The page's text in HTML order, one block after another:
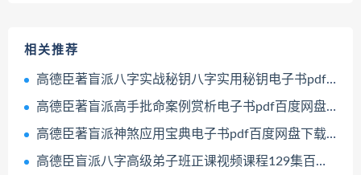
相关推荐
高德臣著盲派八字实战秘钥八字实用秘钥电子书pdf百度网盘下载学习
高德臣著盲派高手批命案例赏析电子书pdf百度网盘下载学习
高德臣著盲派神煞应用宝典电子书pdf百度网盘下载学习
高德臣盲派八字高级弟子班正课视频课程129集百度网盘下载学习